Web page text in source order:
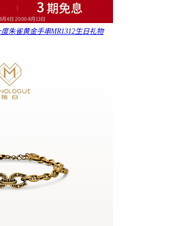
朱雀黄金手串MR1312生日礼物